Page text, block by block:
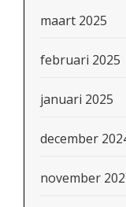
maart 2025
februari 2025
januari 2025
december
november